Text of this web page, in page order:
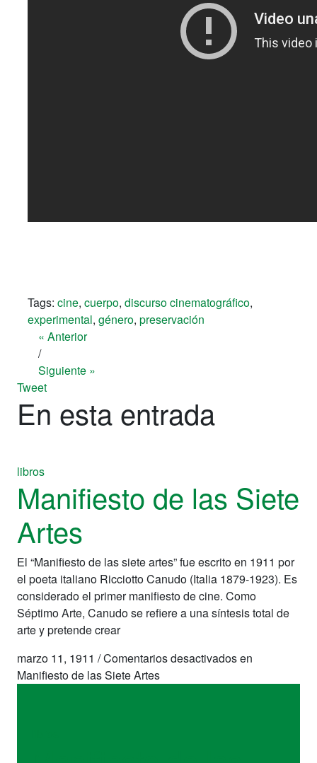
Tags: cine, cuerpo, discurso cinematográfico,
experimental, género, preservación
« Anterior
/
Siguiente »
Tweet
En esta entrada
libros
Manifiesto de las Siete
Artes
El “Manifiesto de las siete artes” fue escrito en 1911 por
el poeta italiano Ricciotto Canudo (Italia 1879-1923). Es
considerado el primer manifiesto de cine. Como
Séptimo Arte, Canudo se refiere a una síntesis total de
arte y pretende crear
marzo 11, 1911 /Comentarios desactivadosen
Manifiesto de las Siete Artes